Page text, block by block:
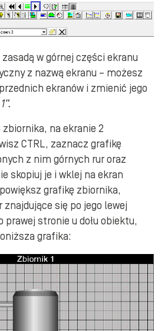
w górnej części ekranu
z nazwą ekranu – możesz
ekranów i zmienić jego
na ekranie 2
CTRL, zaznacz grafikę
z nim górnych rur oraz
skopiuj je i wklej na ekran
grafikę zbiornika,
znajdujące się po jego lewej
prawej stronie u dołu obiektu,
grafika: